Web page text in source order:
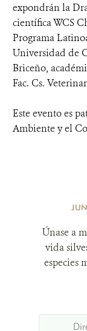
expondrán la
científica WCS
Programa
Universidad de
Briceño,
Fac. Cs.
Este evento es
Ambiente y el
Únase a
vida
especies